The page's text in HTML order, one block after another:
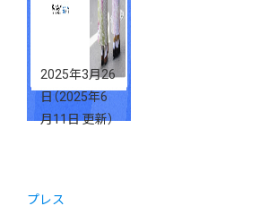
2025年3月26
日 （2025年6
月11日 更新）
プレス